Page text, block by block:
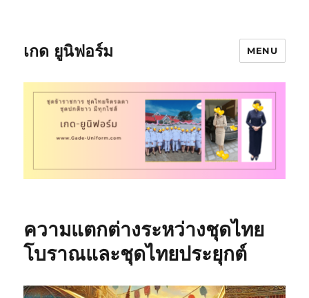
เกด ยูนิฟอร์ม MENU
ความแตกต่างระหว่างชุดไทย
โบราณและชุดไทยประยุกต์